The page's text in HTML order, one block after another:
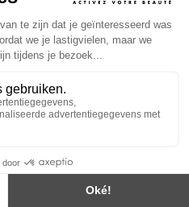
als onderdeel van een gevarieerde,
Aanbevolen dagelijkse dosis niet
buiten het bereik van kinderen houden.